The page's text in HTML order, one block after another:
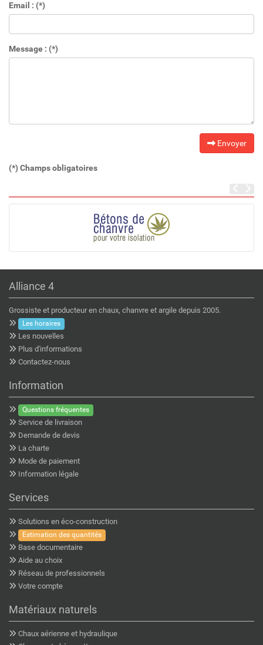
Email : (*)
Message : (*)
Envoyer
(*) Champs obligatoires
Alliance 4
Grossiste et producteur en chaux, chanvre et argile depuis 2005.
Les horaires
Les nouvelles
Plus d'informations
Contactez-nous
Information
Questions fréquentes
Service de livraison
Demande de devis
La charte
Mode de paiement
Information légale
Services
Solutions en éco-construction
Estimation des quantités
Base documentaire
Aide au choix
Réseau de professionnels
Votre compte
Matériaux naturels
Chaux aérienne et hydraulique